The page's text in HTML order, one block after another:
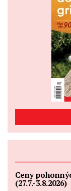
Ceny
(27.7.-3.8.2026)